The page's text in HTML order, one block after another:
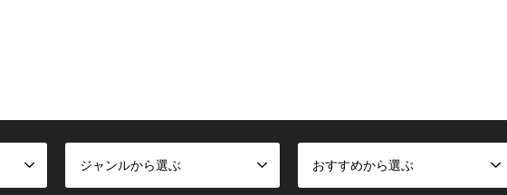
ジャンルから選ぶ おすすめから選ぶ